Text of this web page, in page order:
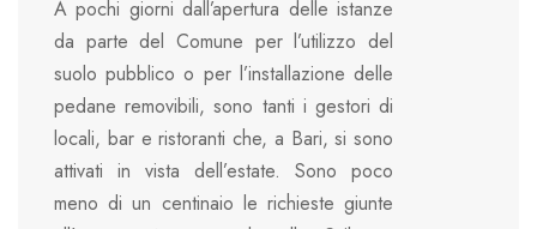
A pochi giorni dall’apertura delle istanze
da parte del Comune per l’utilizzo del
suolo pubblico o per l’installazione delle
pedane removibili, sono tanti i gestori di
locali, bar e ristoranti che, a Bari, si sono
attivati in vista dell’estate. Sono poco
meno di un centinaio le richieste giunte